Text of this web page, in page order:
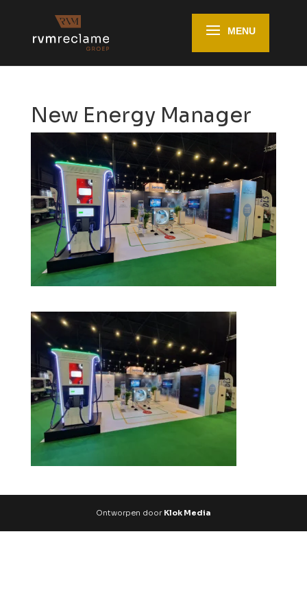
New Energy Manager
Ontworpen door Klok Media